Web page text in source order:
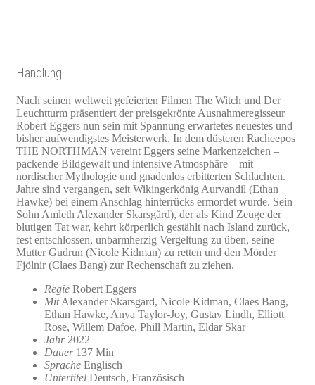
Handlung
Nach seinen weltweit gefeierten Filmen The Witch und Der
Leuchtturm präsentiert der preisgekrönte Ausnahmeregisseur
Robert Eggers nun sein mit Spannung erwartetes neuestes und
bisher aufwendigstes Meisterwerk. In dem düsteren Racheepos
THE NORTHMAN vereint Eggers seine Markenzeichen –
packende Bildgewalt und intensive Atmosphäre – mit
nordischer Mythologie und gnadenlos erbitterten Schlachten.
Jahre sind vergangen, seit Wikingerkönig Aurvandil (Ethan
Hawke) bei einem Anschlag hinterrücks ermordet wurde. Sein
Sohn Amleth Alexander Skarsgård), der als Kind Zeuge der
blutigen Tat war, kehrt körperlich gestählt nach Island zurück,
fest entschlossen, unbarmherzig Vergeltung zu üben, seine
Mutter Gudrun (Nicole Kidman) zu retten und den Mörder
Fjölnir (Claes Bang) zur Rechenschaft zu ziehen.
Regie Robert Eggers
MitAlexander Skarsgard, Nicole Kidman, Claes Bang,
Ethan Hawke, Anya Taylor-Joy, Gustav Lindh, Elliott
Rose, Willem Dafoe, Phill Martin, Eldar Skar
Jahr2022
Dauer137 Min
Sprache Englisch
Untertitel Deutsch, Französisch